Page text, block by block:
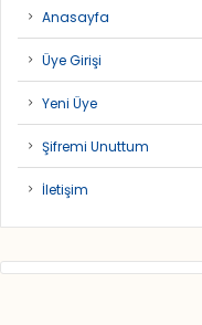
Anasayfa
Üye Girişi
Yeni Üye
Şifremi Unuttum
İletişim